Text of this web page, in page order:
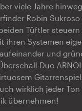
viele Jahre
Robin
Tüftler
ihren Systemen
und
Duo
wirklich jeder
übernehmen!